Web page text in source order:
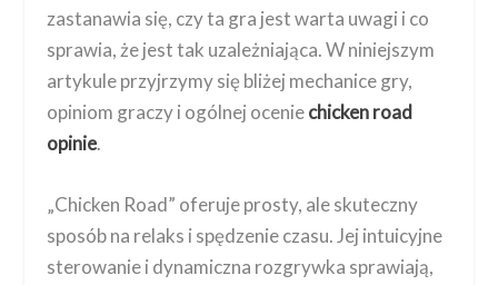
zastanawia się, czy ta gra jest warta uwagi i co
sprawia, że jest tak uzależniająca. W niniejszym
artykule przyjrzymy się bliżej mechanice gry,
opiniom graczy i ogólnej oceniechicken road
opinie.
„Chicken Road” oferuje prosty, ale skuteczny
sposób na relaks i spędzenie czasu. Jej intuicyjne
sterowanie i dynamiczna rozgrywka sprawiają,